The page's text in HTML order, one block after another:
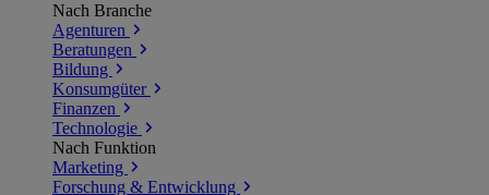
Nach Branche
Agenturen
Beratungen
Bildung
Konsumgüter
Finanzen
Technologie
Nach Funktion
Marketing
Forschung & Entwicklung